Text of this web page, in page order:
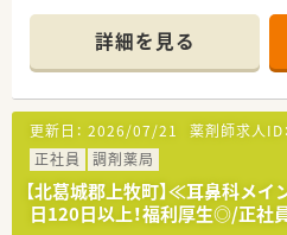
環境で無理なく長く活躍できま
＊
【店舗情報と応需状況について】
■志都美駅が最寄りとなるほ
無料駐車場完備でマイカー通勤
■近隣にある総合病院の門前薬
鼻科、外科など幅広い科目の
■処方箋は1日あたり約130枚
複数の施設在宅や居宅業務にも
詳細を見る
更新日： 2026/07/21 薬剤師求人ID：
正社員
調剤薬局
【北葛城郡上牧町】≪耳鼻科メ
日120日以上！福利厚生◎/正社